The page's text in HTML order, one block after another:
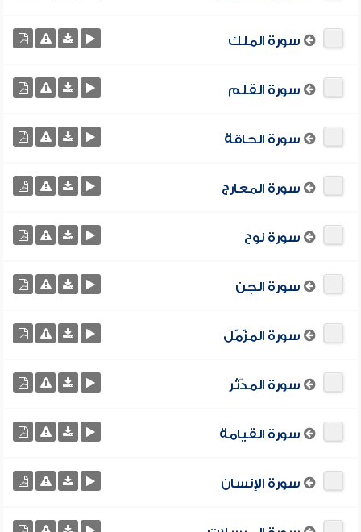
سورة الملك
سورة القلم
سورة الحاقة
سورة المعارج
سورة نوح
سورة الجن
سورة المزّمّل
سورة المدّثر
سورة القيامة
سورة الإنسان